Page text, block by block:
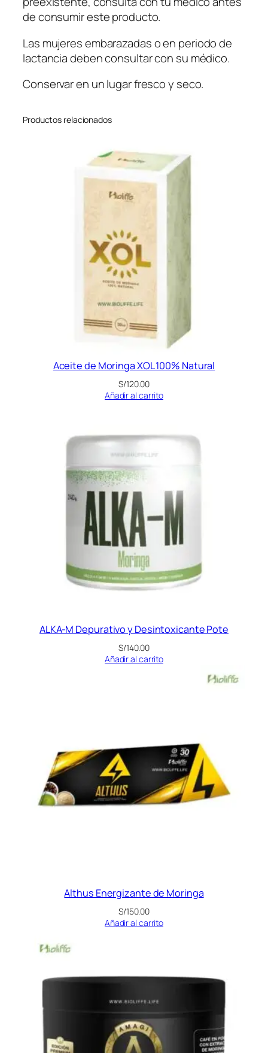
de consumir este producto.
Las mujeres embarazadas o en periodo de
lactancia deben consultar con su médico.
Conservar en un lugar fresco y seco.
Productos relacionados
Aceite de Moringa XOL 100% Natural
S/120.00
Añadir al carrito
ALKA-M Depurativo y Desintoxicante Pote
S/140.00
Añadir al carrito
Althus Energizante de Moringa
S/150.00
Añadir al carrito